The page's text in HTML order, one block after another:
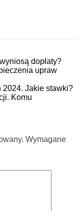
dopłaty?
upraw
2024. Jakie stawki?
Komu
Wymagane